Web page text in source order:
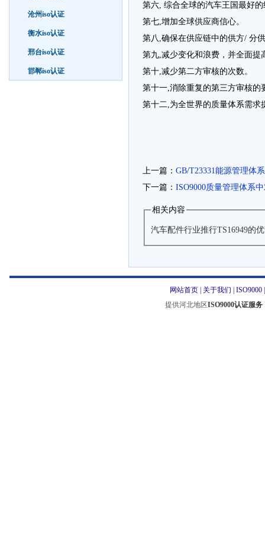
沧州iso认证
衡水iso认证
邢台iso认证
邯郸iso认证
第六, 综合全球的汽车王国最好
第七,增加全球供应商信心。
第八,确保在供应链中的供方/ 分
第九,减少变化和浪费，并全面提
第十,减少第二方审核的次数。
第十一,消除重复的第三方审核
第十二,为全世界的质量体系需求
上一篇： GB/T23331能源管理体
下一篇： ISO9000质量管理体系
相关内容
汽车配件行业推行TS16949的
网站首页| 关于我们 ISO9000
提供河北地区ISO9000认证服务